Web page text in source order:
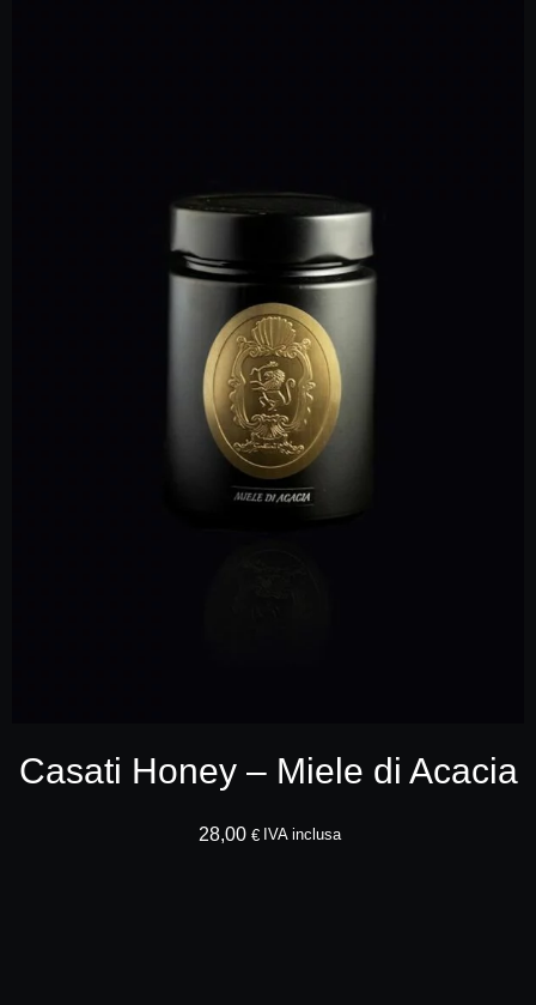
Casati Honey – Miele di Acacia
28,00 € IVA inclusa